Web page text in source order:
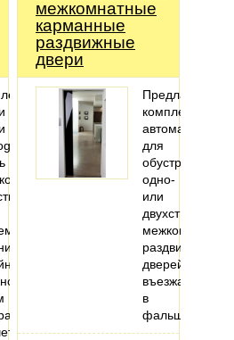
межкомнатные
карманные
раздвижные
двери
Предлагаем
комплекты
автоматики
для
обустройства
одно-
или
двухстворчатых
межкомнатных
раздвижных
дверей,
въезжающих
в
фальшстену..